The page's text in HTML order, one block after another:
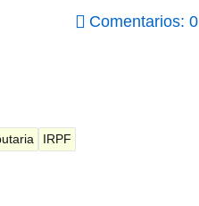
Comentarios: 0
IRPF